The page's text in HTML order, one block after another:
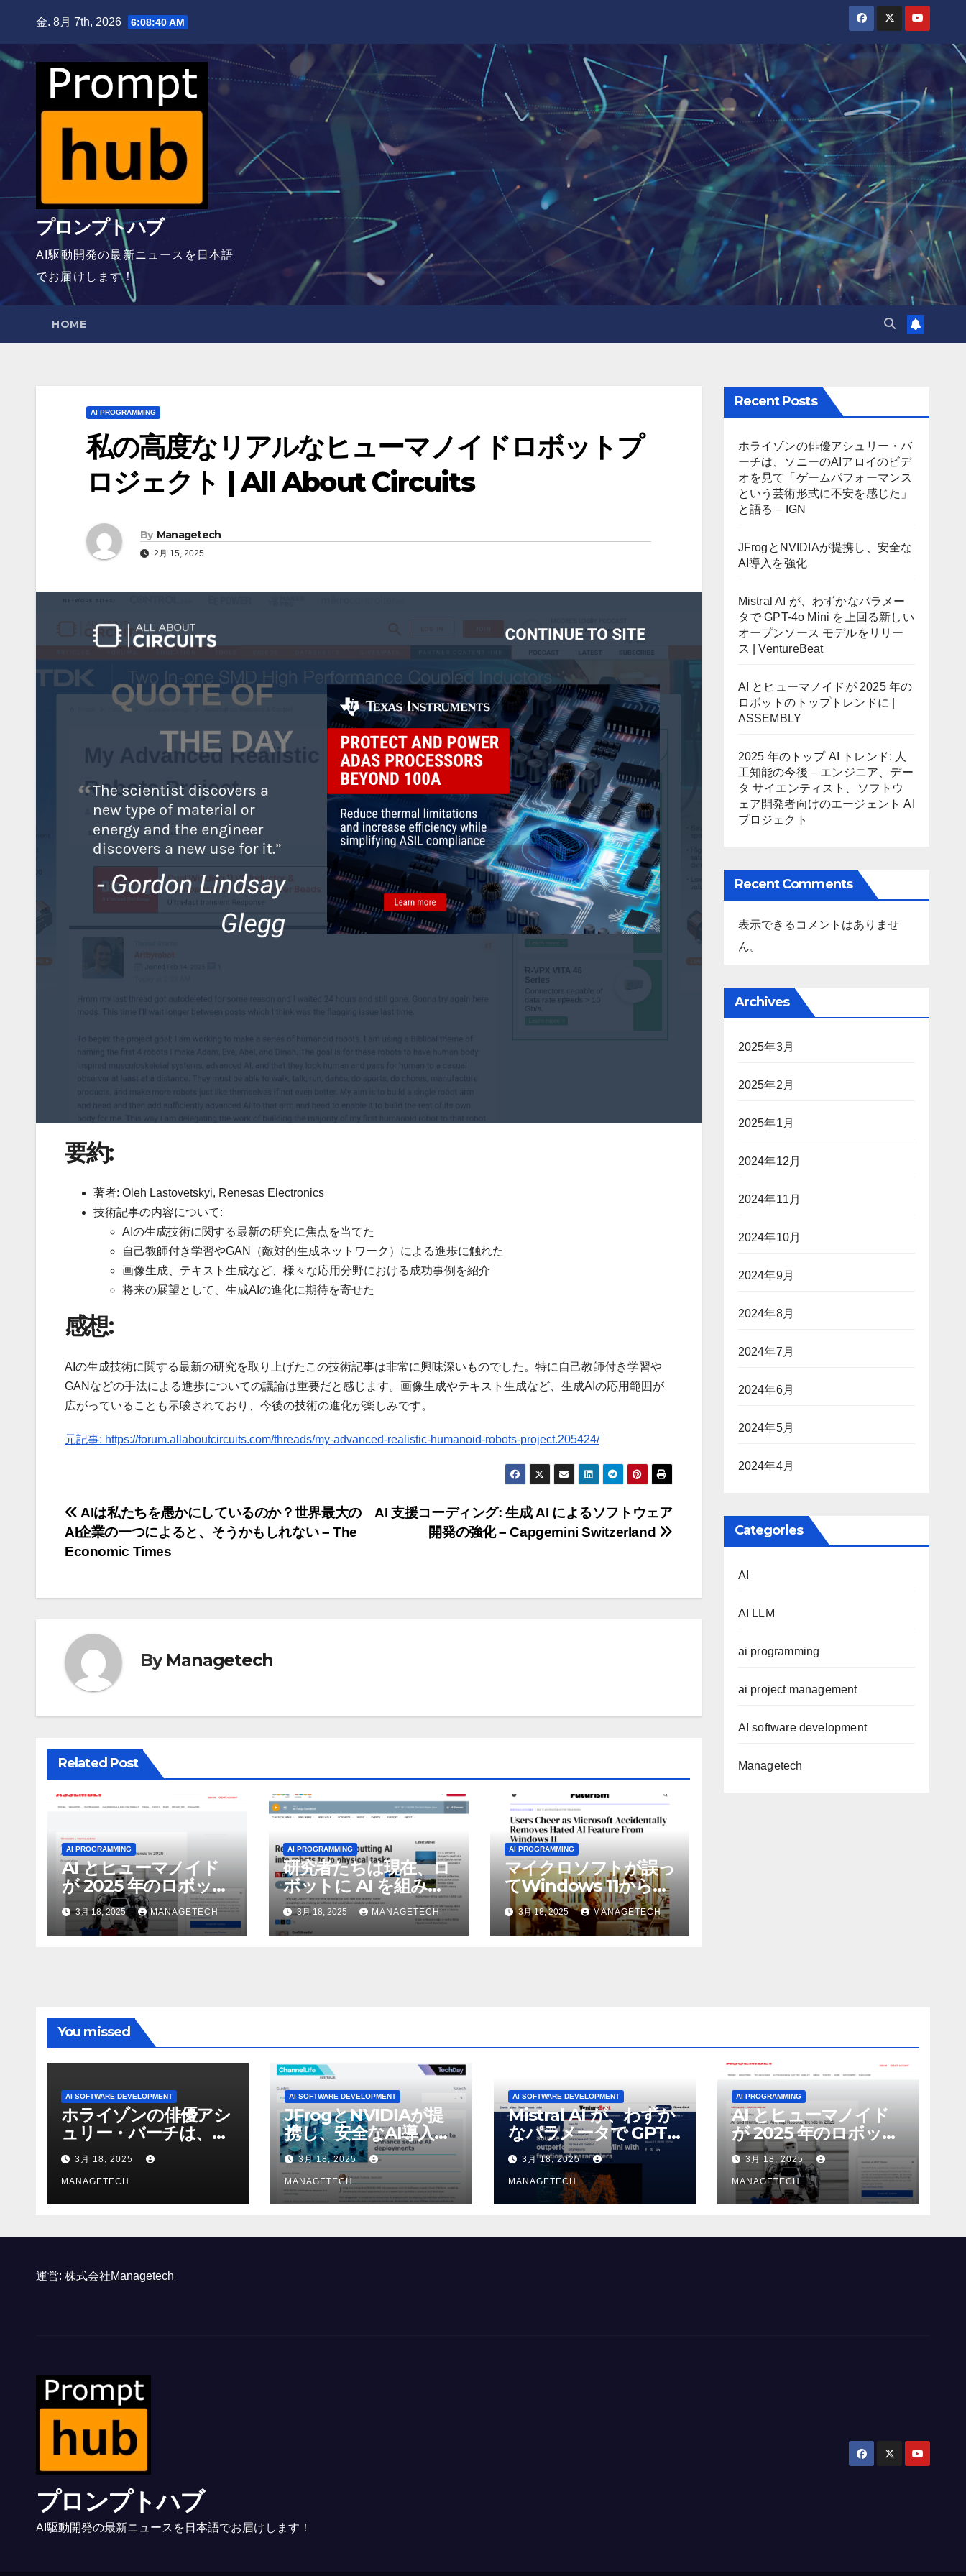
content
金. 8月 7th, 2026 6:08:41 AM
プロンプトハブ
AI駆動開発の最新ニュースを日本語
でお届けします！
HOME
AI PROGRAMMING
私の高度なリアルなヒューマノイドロボットプ
ロジェクト | All About Circuits
By Managetech
2月 15, 2025
要約:
著者: Oleh Lastovetskyi, Renesas Electronics
技術記事の内容について:
AIの生成技術に関する最新の研究に焦点を当てた
自己教師付き学習やGAN（敵対的生成ネットワーク）による進歩に触れた
画像生成、テキスト生成など、様々な応用分野における成功事例を紹介
将来の展望として、生成AIの進化に期待を寄せた
感想:
AIの生成技術に関する最新の研究を取り上げたこの技術記事は非常に興味深いものでした。特に自己教師付き学習や
GANなどの手法による進歩についての議論は重要だと感じます。画像生成やテキスト生成など、生成AIの応用範囲が
広がっていることも示唆されており、今後の技術の進化が楽しみです。
元記事: https://forum.allaboutcircuits.com/threads/my-advanced-realistic-humanoid-robots-project.205424/
投
稿
ビ
ゲ
ー
シ
ョ
ン
AI 支援コーディング: 生成 AI によるソフトウェア
開発の強化 – Capgemini Switzerland
AIは私たちを愚かにしているのか？世界最大の
AI企業の一つによると、そうかもしれない – The
Economic Times
ByManagetech
Related Post
AI PROGRAMMING
AI とヒューマノイド
が 2025 年のロボット
のトップトレンドに |
ASSEMBLY
3月 18, 2025 MANAGETECH
AI PROGRAMMING
研究者たちは現在、ロ
ボットに AI を組み込
んで物理的な作業を実
行させている | ノーザ
ン パブリック ラジオ:
3月 18, 2025 MANAGETECH
AI PROGRAMMING
マイクロソフトが誤っ
てWindows 11から嫌
われているAI機能を削
除したことにユーザー
が歓喜
3月 18, 2025 MANAGETECH
Recent Posts
ホライゾンの俳優アシュリー・バ
ーチは、ソニーのAIアロイのビデ
オを見て「ゲームパフォーマンス
という芸術形式に不安を感じた」
と語る – IGN
JFrogとNVIDIAが提携し、安全な
AI導入を強化
Mistral AI が、わずかなパラメー
タで GPT-4o Mini を上回る新しい
オープンソース モデルをリリー
ス | VentureBeat
AI とヒューマノイドが 2025 年の
ロボットのトップトレンドに |
ASSEMBLY
2025 年のトップ AI トレンド: 人
工知能の今後 – エンジニア、デー
タ サイエンティスト、ソフトウ
ェア開発者向けのエージェント AI
プロジェクト
Recent Comments
表示できるコメントはありませ
ん。
Archives
2025年3月
2025年2月
2025年1月
2024年12月
2024年11月
2024年10月
2024年9月
2024年8月
2024年7月
2024年6月
2024年5月
2024年4月
Categories
AI
AI LLM
ai programming
ai project management
AI software development
Managetech
You missed
AI SOFTWARE DEVELOPMENT
ホライゾンの俳優アシ
ュリー・バーチは、ソ
ニーのAIアロイのビデ
オを見て「ゲームパフ
ォーマンスという芸術
形式に不安を感じた」
3月 18, 2025
MANAGETECH
AI SOFTWARE DEVELOPMENT
JFrogとNVIDIAが提
携し、安全なAI導入を
強化
3月 18, 2025
MANAGETECH
AI SOFTWARE DEVELOPMENT
Mistral AI が、わずか
なパラメータで GPT-
4o Mini を上回る新し
いオープンソース モ
デルをリリース |
VentureBeat
3月 18, 2025
MANAGETECH
AI PROGRAMMING
AI とヒューマノイド
が 2025 年のロボット
のトップトレンドに |
ASSEMBLY
3月 18, 2025
MANAGETECH
運営: 株式会社Managetech
プロンプトハブ
AI駆動開発の最新ニュースを日本語でお届けします！